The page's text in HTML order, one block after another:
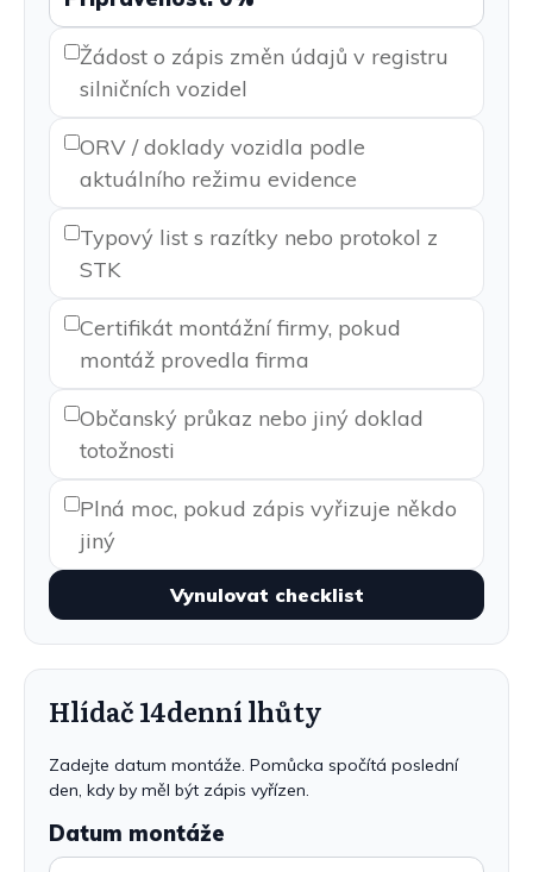
Žádost o zápis změn údajů v registru
silničních vozidel
ORV / doklady vozidla podle
aktuálního režimu evidence
Typový list s razítky nebo protokol z
STK
Certifikát montážní firmy, pokud
montáž provedla firma
Občanský průkaz nebo jiný doklad
totožnosti
Plná moc, pokud zápis vyřizuje někdo
jiný
Vynulovat checklist
Hlídač 14denní lhůty
Zadejte datum montáže. Pomůcka spočítá poslední
den, kdy by měl být zápis vyřízen.
Datum montáže